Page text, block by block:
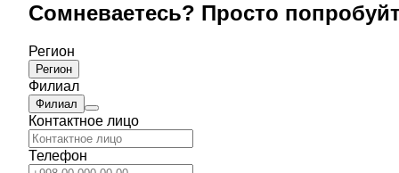
Сомневаетесь? Просто
Регион
Регион
Филиал
Филиал
Контактное лицо
Телефон